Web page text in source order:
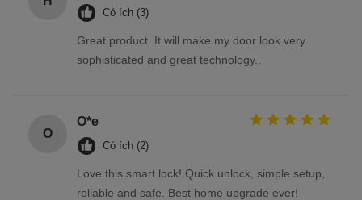
Có ích (3)
Great product. It will make my door look very
sophisticated and great technology..
O
O*e
Có ích (2)
Love this smart lock! Quick unlock, simple setup,
reliable and safe. Best home upgrade ever!